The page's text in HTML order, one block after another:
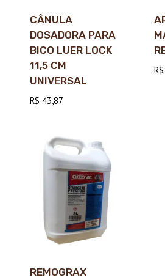
CÂNULA
DOSADORA PARA
BICO LUER LOCK
11,5 CM
UNIVERSAL
R$ 43,87
R$
REMOGRAX